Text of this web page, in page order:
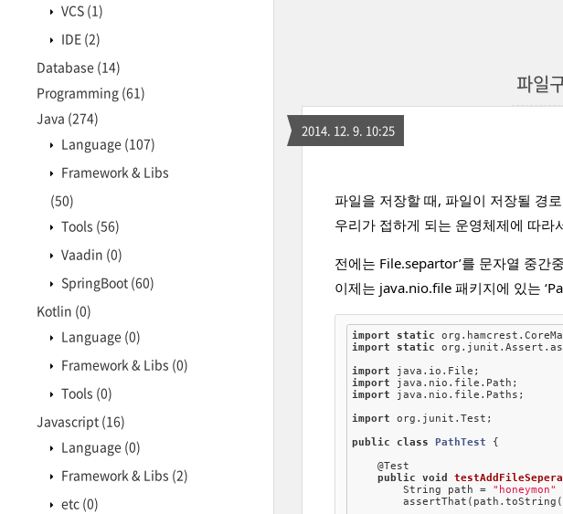
VCS (1)
IDE (2)
Database (14)
Programming (61)
Java (274)
Language (107)
Framework & Libs
(50)
Tools (56)
Vaadin (0)
SpringBoot (60)
Kotlin (0)
Language (0)
Framework & Libs (0)
Tools (0)
Javascript (16)
Language (0)
Framework & Libs (2)
etc (0)
파일
2014. 12. 9. 10:25
파일을 저장할 때, 파일이 저장될 경
우리가 접하게 되는 운영체제에 따라
전에는 File.separtor’를 문자열 중간
이제는 java.nio.file 패키지에 있는
import static
import
static
import
import
import
java.nio.file.Paths;
import
org.junit.Test;
public
class PathTest
{
@Test
public
void
        String path =
"honeymon"